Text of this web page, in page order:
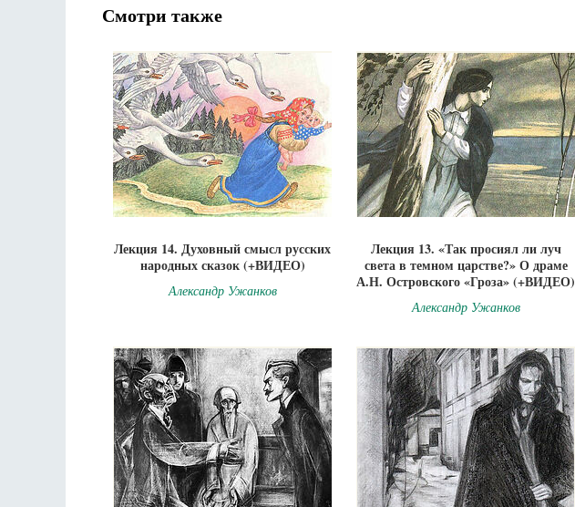
Смотри также
Лекция 14. Духовный смысл русских
народных сказок (+ВИДЕО)
Александр Ужанков
Лекция 13. «Так просиял ли луч
света в темном царстве?» О драме
А.Н. Островского «Гроза» (+ВИДЕО)
Александр Ужанков